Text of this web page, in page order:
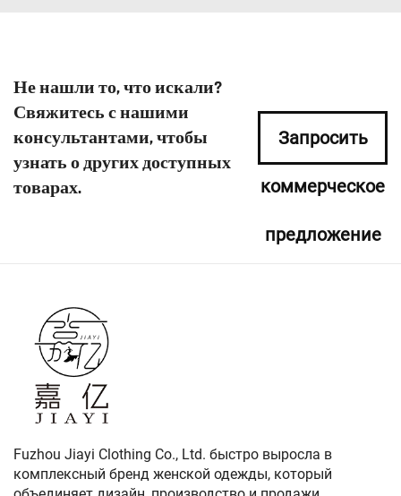
Не нашли то, что искали?
Свяжитесь с нашими
консультантами, чтобы
узнать о других доступных
товарах.
Запросить
коммерческое
предложение
Fuzhou Jiayi Clothing Co., Ltd. быстро выросла в
комплексный бренд женской одежды, который